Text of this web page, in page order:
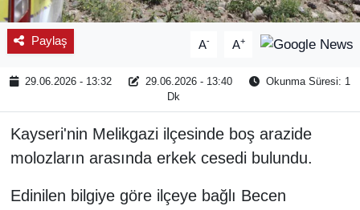
Paylaş A- A+
29.06.2026 - 13:32 29.06.2026 - 13:40
Okunma Süresi: 1
Dk
Kayseri'nin Melikgazi ilçesinde boş arazide
molozların arasında erkek cesedi bulundu.
Edinilen bilgiye göre ilçeye bağlı Becen